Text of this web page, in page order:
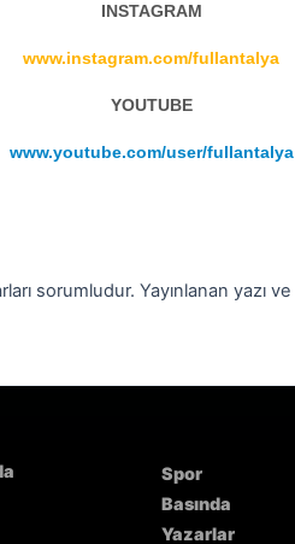
INSTAGRAM
www.instagram.com/fullantalya
YOUTUBE
www.youtube.com/user/fullantalya
sorumludur. Yayınlanan yazı ve
Spor
Basında
Yazarlar